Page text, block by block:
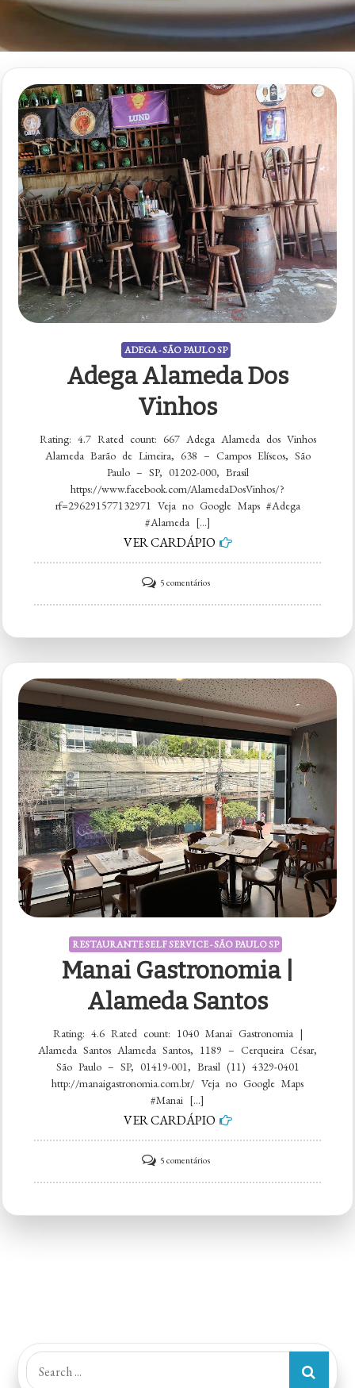
ADEGA - SÃO PAULO SP
Adega Alameda Dos
Vinhos
Rating: 4.7 Rated count: 667 Adega Alameda dos Vinhos
Alameda Barão de Limeira, 638 – Campos Elíseos, São
Paulo – SP, 01202-000, Brasil
https://www.facebook.com/AlamedaDosVinhos/?
rf=296291577132971 Veja no Google Maps #Adega
#Alameda […]
VER CARDÁPIO
5 comentáriosem
Adega
RESTAURANTE SELF SERVICE - SÃO PAULO SP
Manai Gastronomia |
Alameda Santos
Rating: 4.6 Rated count: 1040 Manai Gastronomia |
Alameda Santos Alameda Santos, 1189 – Cerqueira César,
São Paulo – SP, 01419-001, Brasil (11) 4329-0401
http://manaigastronomia.com.br/ Veja no Google Maps
#Manai […]
VER CARDÁPIO
5 comentáriosem
Manai
Search
for: